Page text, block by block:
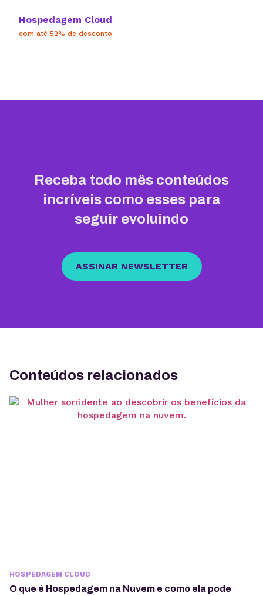
Hospedagem Cloud
com até 52% de desconto
Receba todo mês conteúdos
incríveis como esses para
seguir evoluindo
ASSINAR NEWSLETTER
Conteúdos relacionados
HOSPEDAGEM CLOUD
O que é Hospedagem na Nuvem e como ela pode